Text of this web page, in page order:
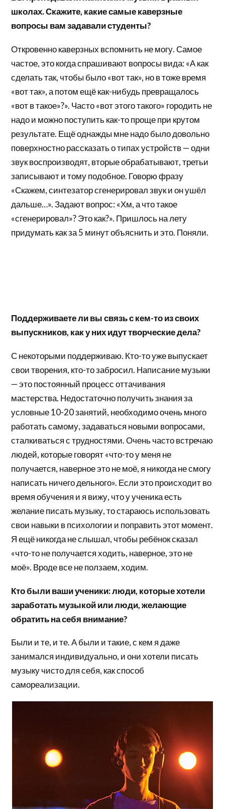
школах. Скажите, какие самые каверзные
вопросы вам задавали студенты?
Откровенно каверзных вспомнить не могу. Самое
частое, это когда спрашивают вопросы вида: «А как
сделать так, чтобы было «вот так», но в тоже время
«вот так», а потом ещё как-нибудь превращалось
«вот в такое»?». Часто «вот этого такого» городить не
надо и можно поступить как-то проще при крутом
результате. Ещё однажды мне надо было довольно
поверхностно рассказать о типах устройств — одни
звук воспроизводят, вторые обрабатывают, третьи
записывают и тому подобное. Говорю фразу
«Скажем, синтезатор сгенерировал звук и он ушёл
дальше…». Задают вопрос: «Хм, а что такое
«сгенерировал»? Это как?». Пришлось на лету
придумать как за 5 минут объяснить и это. Поняли.
Поддерживаете ли вы связь с кем-то из своих
выпускников, как у них идут творческие дела?
С некоторыми поддерживаю. Кто-то уже выпускает
свои творения, кто-то забросил. Написание музыки
— это постоянный процесс оттачивания
мастерства. Недостаточно получить знания за
условные 10-20 занятий, необходимо очень много
работать самому, задаваться новыми вопросами,
сталкиваться с трудностями. Очень часто встречаю
людей, которые говорят «что-то у меня не
получается, наверное это не моё, я никогда не смогу
написать ничего дельного». Если это происходит во
время обучения и я вижу, что у ученика есть
желание писать музыку, то стараюсь использовать
свои навыки в психологии и поправить этот момент.
Я ещё никогда не слышал, чтобы ребёнок сказал
«что-то не получается ходить, наверное, это не
моё». Вроде все не ползаем, ходим.
Кто были ваши ученики: люди, которые хотели
заработать музыкой или люди, желающие
обратить на себя внимание?
Были и те, и те. А были и такие, с кем я даже
занимался индивидуально, и они хотели писать
музыку чисто для себя, как способ
самореализации.